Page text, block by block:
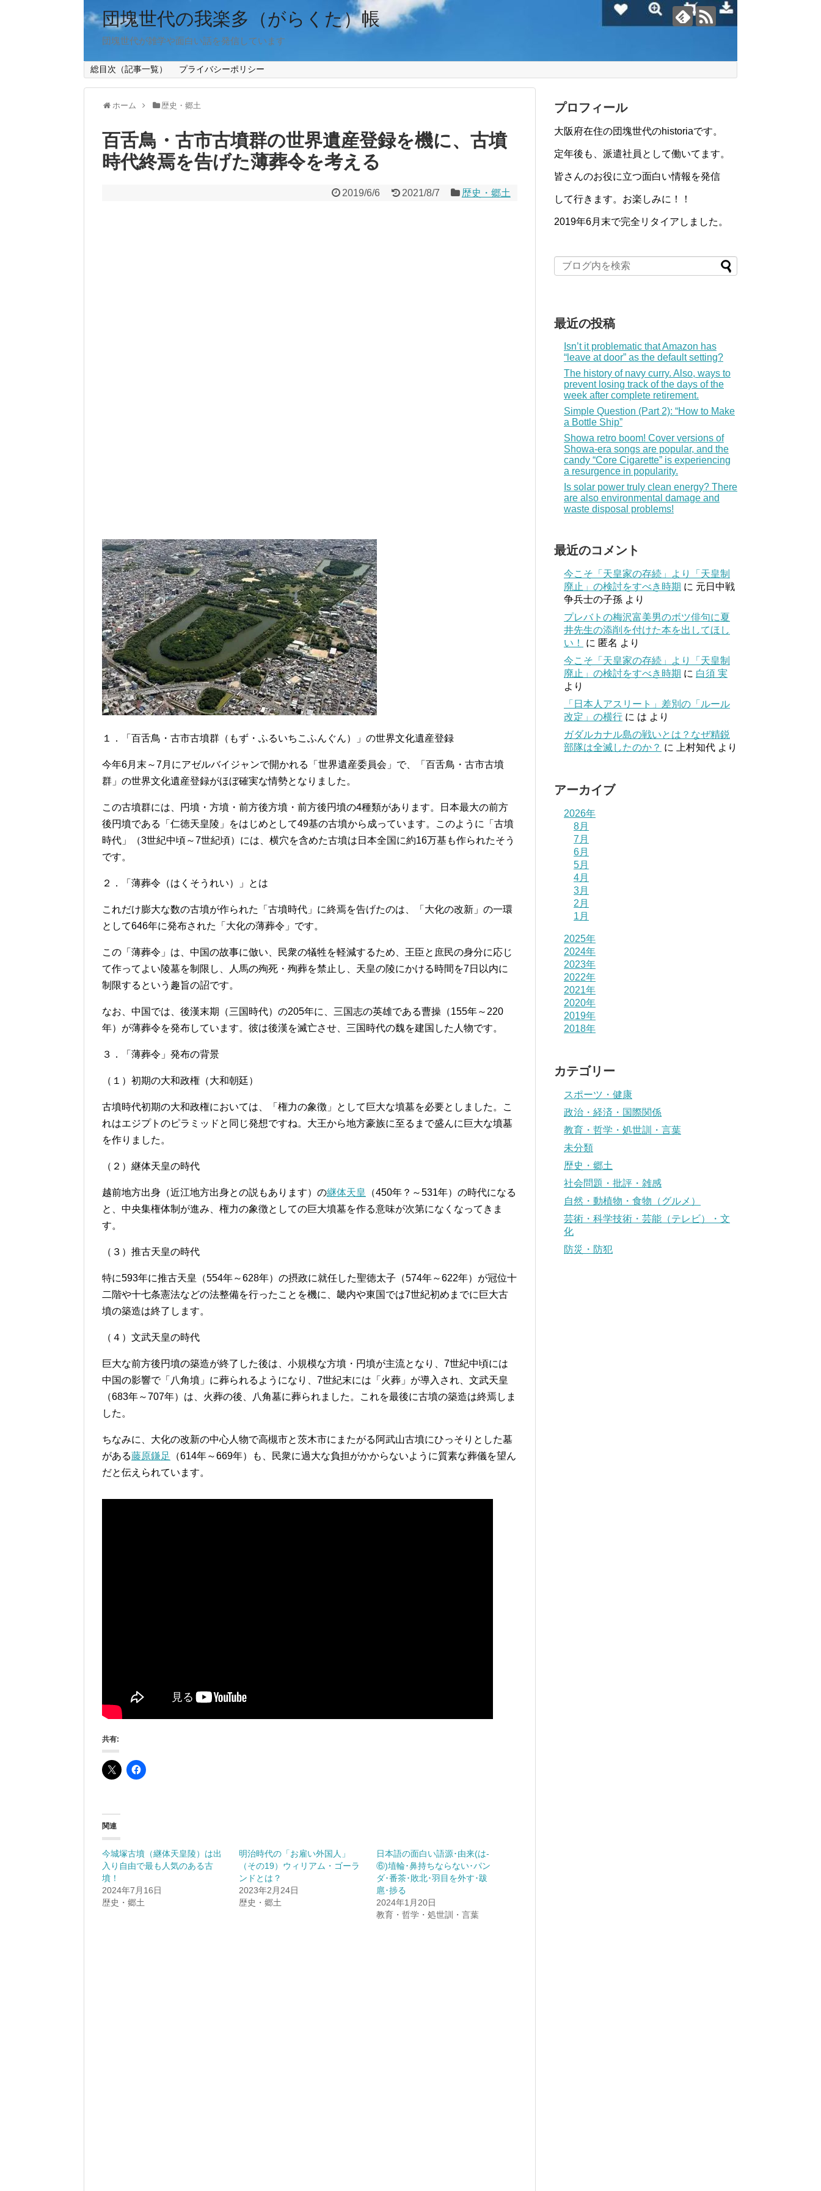
団塊世代の我楽多（がらくた）帳
団塊世代が雑学や面白い話を発信しています
総目次（記事一覧） プライバシーポリシー
ホーム 歴史・郷土
百舌鳥・古市古墳群の世界遺産登録を機に、古墳
時代終焉を告げた薄葬令を考える
2019/6/6 2021/8/7 歴史・郷土
１．「百舌鳥・古市古墳群（もず・ふるいちこふんぐん）」の世界文化遺産登録
今年6月末～7月にアゼルバイジャンで開かれる「世界遺産委員会」で、「百舌鳥・古市古墳
群」の世界文化遺産登録がほぼ確実な情勢となりました。
この古墳群には、円墳・方墳・前方後方墳・前方後円墳の4種類があります。日本最大の前方
後円墳である「仁徳天皇陵」をはじめとして49基の古墳から成っています。このように「古墳
時代」（3世紀中頃～7世紀頃）には、横穴を含めた古墳は日本全国に約16万基も作られたそう
です。
２．「薄葬令（はくそうれい）」とは
これだけ膨大な数の古墳が作られた「古墳時代」に終焉を告げたのは、「大化の改新」の一環
として646年に発布された「大化の薄葬令」です。
この「薄葬令」は、中国の故事に倣い、民衆の犠牲を軽減するため、王臣と庶民の身分に応じ
て作ってよい陵墓を制限し、人馬の殉死・殉葬を禁止し、天皇の陵にかける時間を7日以内に
制限するという趣旨の詔です。
なお、中国では、後漢末期（三国時代）の205年に、三国志の英雄である曹操（155年～220
年）が薄葬令を発布しています。彼は後漢を滅亡させ、三国時代の魏を建国した人物です。
３．「薄葬令」発布の背景
（１）初期の大和政権（大和朝廷）
古墳時代初期の大和政権においては、「権力の象徴」として巨大な墳墓を必要としました。こ
れはエジプトのピラミッドと同じ発想ですね。大王から地方豪族に至るまで盛んに巨大な墳墓
を作りました。
（２）継体天皇の時代
越前地方出身（近江地方出身との説もあります）の継体天皇
（450年？～531年）の時代になる
と、中央集権体制が進み、権力の象徴としての巨大墳墓を作る意味が次第になくなってきま
す。
（３）推古天皇の時代
特に593年に推古天皇（554年～628年）の摂政に就任した聖徳太子（574年～622年）が冠位十
二階や十七条憲法などの法整備を行ったことを機に、畿内や東国では7世紀初めまでに巨大古
墳の築造は終了します。
（４）文武天皇の時代
巨大な前方後円墳の築造が終了した後は、小規模な方墳・円墳が主流となり、7世紀中頃には
中国の影響で「八角墳」に葬られるようになり、7世紀末には「火葬」が導入され、文武天皇
（683年～707年）は、火葬の後、八角墓に葬られました。これを最後に古墳の築造は終焉しま
した。
ちなみに、大化の改新の中心人物で高槻市と茨木市にまたがる阿武山古墳にひっそりとした墓
がある藤原鎌足
（614年～669年）も、民衆に過大な負担がかからないように質素な葬儀を望ん
だと伝えられています。
共有:
関連
今城塚古墳（継体天皇陵）は出
入り自由で最も人気のある古
墳！
2024年7月16日
歴史・郷土
明治時代の「お雇い外国人」
（その19）ウィリアム・ゴーラ
ンドとは？
2023年2月24日
歴史・郷土
日本語の面白い語源･由来(は-
⑥)埴輪･鼻持ちならない･パン
ダ･番茶･敗北･羽目を外す･跋
扈･捗る
2024年1月20日
教育・哲学・処世訓・言葉
プロフィール
大阪府在住の団塊世代のhistoriaです。
定年後も、派遣社員として働いてます。
皆さんのお役に立つ面白い情報を発信
して行きます。お楽しみに！！
2019年6月末で完全リタイアしました。
最近の投稿
Isn’t it problematic that Amazon has
“leave at door” as the default setting?
The history of navy curry. Also, ways to
prevent losing track of the days of the
week after complete retirement.
Simple Question (Part 2): “How to Make
a Bottle Ship”
Showa retro boom! Cover versions of
Showa-era songs are popular, and the
candy “Core Cigarette” is experiencing
a resurgence in popularity.
Is solar power truly clean energy? There
are also environmental damage and
waste disposal problems!
最近のコメント
今こそ「天皇家の存続」より「天皇制
廃止」の検討をすべき時期 に 元日中戦
争兵士の子孫 より
プレバトの梅沢富美男のボツ俳句に夏
井先生の添削を付けた本を出してほし
い！
に 匿名 より
今こそ「天皇家の存続」より「天皇制
廃止」の検討をすべき時期 に 白須 実
より
「日本人アスリート」差別の「ルール
改定」の横行 に は より
ガダルカナル島の戦いとは？なぜ精鋭
部隊は全滅したのか？ に 上村知代 より
アーカイブ
2026年
8月
7月
6月
5月
4月
3月
2月
1月
2025年
2024年
2023年
2022年
2021年
2020年
2019年
2018年
カテゴリー
スポーツ・健康
政治・経済・国際関係
教育・哲学・処世訓・言葉
未分類
歴史・郷土
社会問題・批評・雑感
自然・動植物・食物（グルメ）
芸術・科学技術・芸能（テレビ）・文
化
防災・防犯